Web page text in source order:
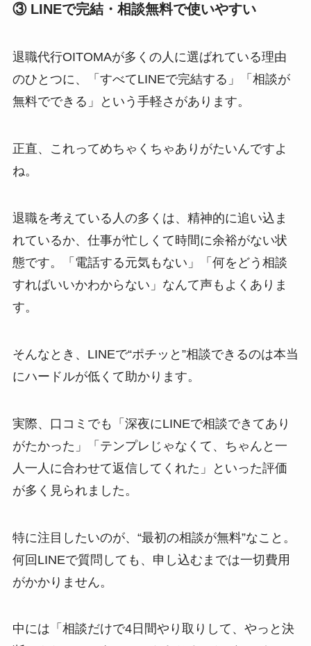
③ LINEで完結・相談無料で使いやすい
退職代行OITOMAが多くの人に選ばれている理由
のひとつに、「すべてLINEで完結する」「相談が
無料でできる」という手軽さがあります。
正直、これってめちゃくちゃありがたいんですよ
ね。
退職を考えている人の多くは、精神的に追い込ま
れているか、仕事が忙しくて時間に余裕がない状
態です。「電話する元気もない」「何をどう相談
すればいいかわからない」なんて声もよくありま
す。
そんなとき、LINEで“ポチッと”相談できるのは本当
にハードルが低くて助かります。
実際、口コミでも「深夜にLINEで相談できてあり
がたかった」「テンプレじゃなくて、ちゃんと一
人一人に合わせて返信してくれた」といった評価
が多く見られました。
特に注目したいのが、“最初の相談が無料”なこと。
何回LINEで質問しても、申し込むまでは一切費用
がかかりません。
中には「相談だけで4日間やり取りして、やっと決